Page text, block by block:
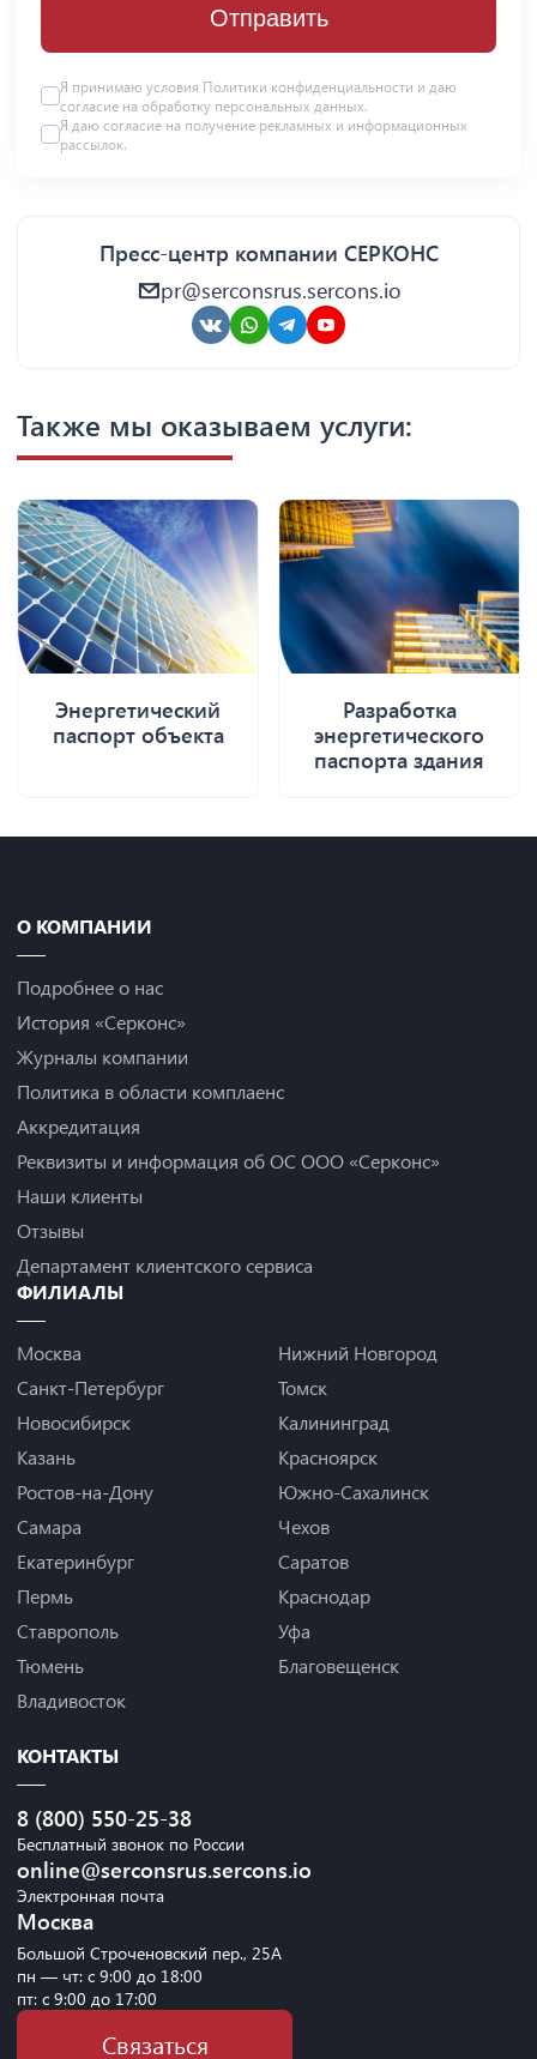
Отправить
Я принимаю условия Политики конфиденциальности и даю
согласие на обработку персональных данных.
Я даю согласие на получение рекламных и информационных
рассылок.
Пресс-центр компании СЕРКОНС
pr@serconsrus.sercons.io
Также мы оказываем услуги:
Энергетический
паспорт объекта
Разработка
энергетического
паспорта здания
О КОМПАНИИ
Подробнее о нас
История «Серконс»
Журналы компании
Политика в области комплаенс
Аккредитация
Реквизиты и информация об ОС ООО «Серконс»
Наши клиенты
Отзывы
Департамент клиентского сервиса
ФИЛИАЛЫ
Москва
Санкт-Петербург
Новосибирск
Казань
Ростов-на-Дону
Самара
Екатеринбург
Пермь
Ставрополь
Тюмень
Владивосток
Нижний Новгород
Томск
Калининград
Красноярск
Южно-Сахалинск
Чехов
Саратов
Краснодар
Уфа
Благовещенск
КОНТАКТЫ
8 (800) 550-25-38
Бесплатный звонок по России
online@serconsrus.sercons.io
Электронная почта
Москва
Большой Строченовский пер., 25А
пн — чт: с 9:00 до 18:00
пт: с 9:00 до 17:00
Связаться